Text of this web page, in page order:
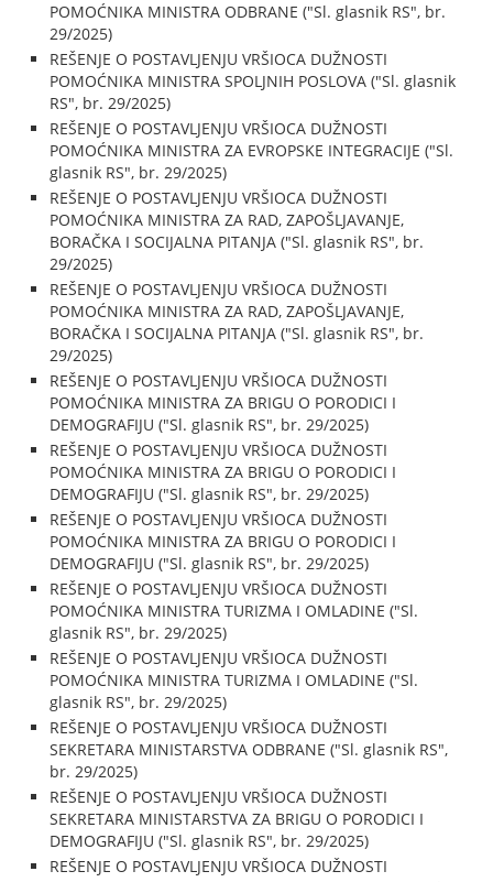
POMOĆNIKA MINISTRA ODBRANE ("Sl. glasnik RS", br.
29/2025)
REŠENJE O POSTAVLJENJU VRŠIOCA DUŽNOSTI
POMOĆNIKA MINISTRA SPOLJNIH POSLOVA ("Sl. glasnik
RS", br. 29/2025)
REŠENJE O POSTAVLJENJU VRŠIOCA DUŽNOSTI
POMOĆNIKA MINISTRA ZA EVROPSKE INTEGRACIJE ("Sl.
glasnik RS", br. 29/2025)
REŠENJE O POSTAVLJENJU VRŠIOCA DUŽNOSTI
POMOĆNIKA MINISTRA ZA RAD, ZAPOŠLJAVANJE,
BORAČKA I SOCIJALNA PITANJA ("Sl. glasnik RS", br.
29/2025)
REŠENJE O POSTAVLJENJU VRŠIOCA DUŽNOSTI
POMOĆNIKA MINISTRA ZA RAD, ZAPOŠLJAVANJE,
BORAČKA I SOCIJALNA PITANJA ("Sl. glasnik RS", br.
29/2025)
REŠENJE O POSTAVLJENJU VRŠIOCA DUŽNOSTI
POMOĆNIKA MINISTRA ZA BRIGU O PORODICI I
DEMOGRAFIJU ("Sl. glasnik RS", br. 29/2025)
REŠENJE O POSTAVLJENJU VRŠIOCA DUŽNOSTI
POMOĆNIKA MINISTRA ZA BRIGU O PORODICI I
DEMOGRAFIJU ("Sl. glasnik RS", br. 29/2025)
REŠENJE O POSTAVLJENJU VRŠIOCA DUŽNOSTI
POMOĆNIKA MINISTRA ZA BRIGU O PORODICI I
DEMOGRAFIJU ("Sl. glasnik RS", br. 29/2025)
REŠENJE O POSTAVLJENJU VRŠIOCA DUŽNOSTI
POMOĆNIKA MINISTRA TURIZMA I OMLADINE ("Sl.
glasnik RS", br. 29/2025)
REŠENJE O POSTAVLJENJU VRŠIOCA DUŽNOSTI
POMOĆNIKA MINISTRA TURIZMA I OMLADINE ("Sl.
glasnik RS", br. 29/2025)
REŠENJE O POSTAVLJENJU VRŠIOCA DUŽNOSTI
SEKRETARA MINISTARSTVA ODBRANE ("Sl. glasnik RS",
br. 29/2025)
REŠENJE O POSTAVLJENJU VRŠIOCA DUŽNOSTI
SEKRETARA MINISTARSTVA ZA BRIGU O PORODICI I
DEMOGRAFIJU ("Sl. glasnik RS", br. 29/2025)
REŠENJE O POSTAVLJENJU VRŠIOCA DUŽNOSTI